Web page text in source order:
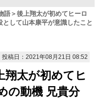
語＞後上翔太が初めてヒーロ
して山本康平が意識したこと
投稿日：2021年08月21日 08:52
翔太が初めてヒ
の動機 兄貴分